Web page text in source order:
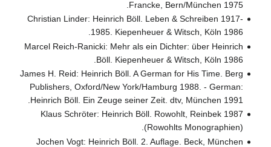
Francke, Bern/München 1975.
Christian Linder: Heinrich Böll. Leben & Schreiben 1917-
1985. Kiepenheuer & Witsch, Köln 1986.
Marcel Reich-Ranicki: Mehr als ein Dichter: über Heinrich
Böll. Kiepenheuer & Witsch, Köln 1986.
James H. Reid: Heinrich Böll. A German for His Time. Berg
Publishers, Oxford/New York/Hamburg 1988. - German:
Heinrich Böll. Ein Zeuge seiner Zeit. dtv, München 1991.
Klaus Schröter: Heinrich Böll. Rowohlt, Reinbek 1987
(Rowohlts Monographien).
Jochen Vogt: Heinrich Böll. 2. Auflage. Beck, München